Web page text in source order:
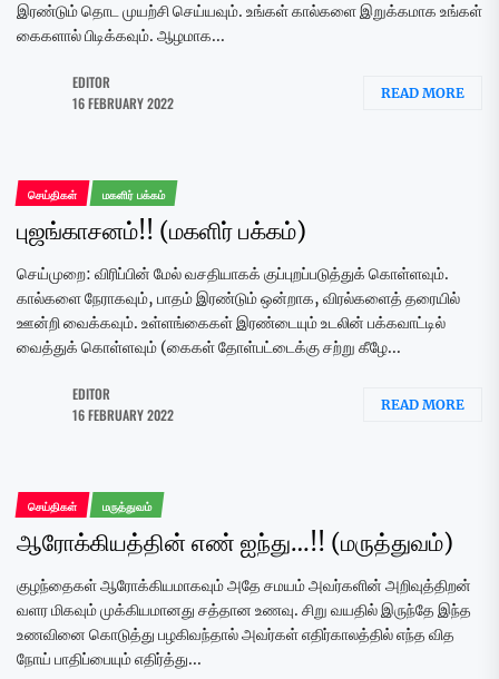
இரண்டும் தொட முயற்சி செய்யவும். உங்கள் கால்களை இறுக்கமாக உங்கள்
கைகளால் பிடிக்கவும். ஆழமாக...
EDITOR
16 FEBRUARY 2022
READ MORE
செய்திகள் மகளிர் பக்கம்
புஜங்காசனம்!! (மகளிர் பக்கம்)
செய்முறை: விரிப்பின் மேல் வசதியாகக் குப்புறப்படுத்துக் கொள்ளவும்.
கால்களை நேராகவும், பாதம் இரண்டும் ஒன்றாக, விரல்களைத் தரையில்
ஊன்றி வைக்கவும். உள்ளங்கைகள் இரண்டையும் உடலின் பக்கவாட்டில்
வைத்துக் கொள்ளவும் (கைகள் தோள்பட்டைக்கு சற்று கீழே...
EDITOR
16 FEBRUARY 2022
READ MORE
செய்திகள் மருத்துவம்
ஆரோக்கியத்தின் எண் ஐந்து…!! (மருத்துவம்)
குழந்தைகள் ஆரோக்கியமாகவும் அதே சமயம் அவர்களின் அறிவுத்திறன்
வளர மிகவும் முக்கியமானது சத்தான உணவு. சிறு வயதில் இருந்தே இந்த
உணவினை கொடுத்து பழகிவந்தால் அவர்கள் எதிர்காலத்தில் எந்த வித
நோய் பாதிப்பையும் எதிர்த்து...